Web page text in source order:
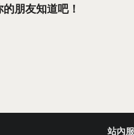
朋友知道吧！
站內